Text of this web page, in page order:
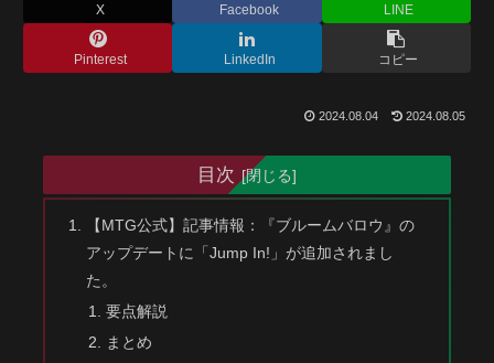
X Facebook LINE
Pinterest LinkedIn コピー
2024.08.04 2024.08.05
目次
【MTG公式】記事情報：『ブルームバロウ』の
アップデートに「Jump In!」が追加されまし
た。
要点解説
まとめ